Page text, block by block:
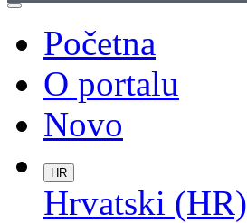
Početna
O portalu
Novo
HR
Hrvatski (HR)